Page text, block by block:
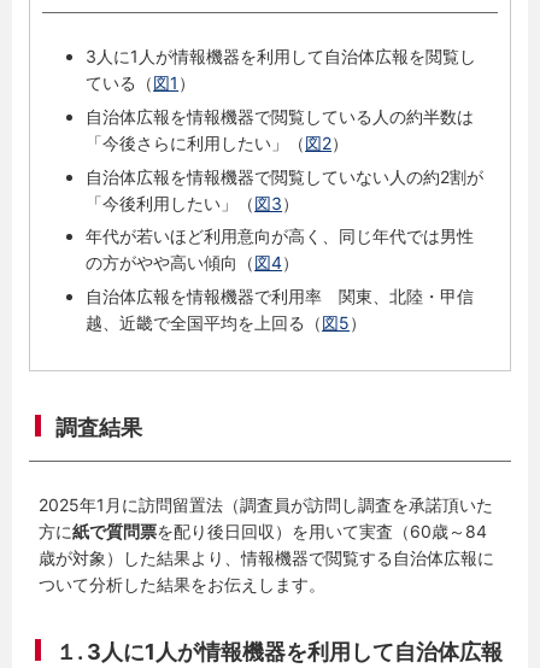
3人に1人が情報機器を利用して自治体広報を閲覧し
ている（図1 ）
自治体広報を情報機器で閲覧している人の約半数は
「今後さらに利用したい」（図2）
自治体広報を情報機器で閲覧していない人の約2割が
「今後利用したい」（図3）
年代が若いほど利用意向が高く、同じ年代では男性
の方がやや高い傾向（図4）
自治体広報を情報機器で利用率 関東、北陸・甲信
越、近畿で全国平均を上回る（図5）
調査結果
2025年1月に訪問留置法（調査員が訪問し調査を承諾頂いた
方に紙で質問票を配り後日回収）を用いて実査（60歳～84
歳が対象）した結果より、情報機器で閲覧する自治体広報に
ついて分析した結果をお伝えします。
１. 3人に1人が情報機器を利用して自治体広報